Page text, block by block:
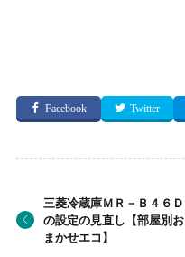
Facebook Twitter
三菱冷蔵庫ＭＲ－Ｂ４６Ｄ
の設定の見直し【部屋別お
まかせエコ】